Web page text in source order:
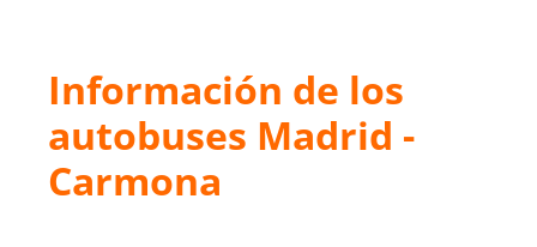
Información de los
autobuses Madrid -
Carmona